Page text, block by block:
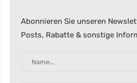
Abonnieren Sie unseren
Posts, Rabatte & sonstige